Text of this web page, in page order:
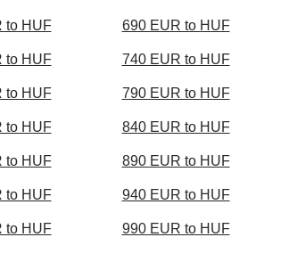
to HUF 690 EUR to HUF
to HUF 740 EUR to HUF
to HUF 790 EUR to HUF
to HUF 840 EUR to HUF
to HUF 890 EUR to HUF
to HUF 940 EUR to HUF
to HUF 990 EUR to HUF